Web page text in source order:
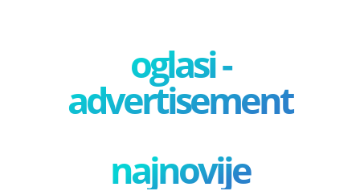
oglasi -
advertisement
najnovije